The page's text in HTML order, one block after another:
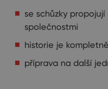
se schůzky
společnostmi
historie je
příprava na další